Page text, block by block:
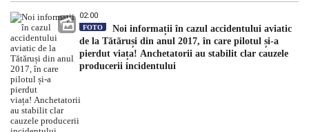
02:00
FOTO
Noi informații în cazul accidentului aviatic
de la Tătăruși din anul 2017, în care pilotul și-a
pierdut viața! Anchetatorii au stabilit clar cauzele
producerii incidentului